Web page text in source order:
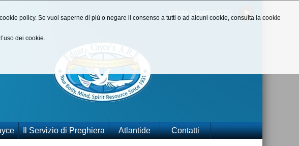
Il Servizio di Preghiera Atlantide Contatti
policy. Se vuoi saperne di più o negare il consenso a tutti o ad alcuni cookie, consulta la cookie
dei cookie.